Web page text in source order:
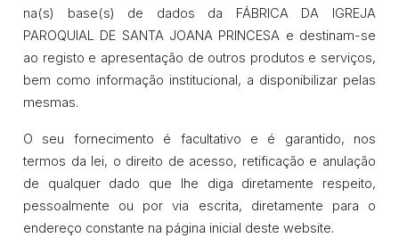
na(s) base(s) de dados da FÁBRICA DA IGREJA
PAROQUIAL DE SANTA JOANA PRINCESA e destinam-se
ao registo e apresentação de outros produtos e serviços,
bem como informação institucional, a disponibilizar pelas
mesmas.
O seu fornecimento é facultativo e é garantido, nos
termos da lei, o direito de acesso, retificação e anulação
de qualquer dado que lhe diga diretamente respeito,
pessoalmente ou por via escrita, diretamente para o
endereço constante na página inicial deste website.